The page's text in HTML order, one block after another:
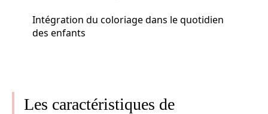
Intégration du coloriage dans le quotidien
des enfants
Les caractéristiques de